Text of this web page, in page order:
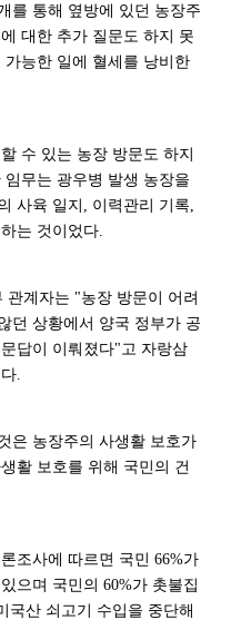
를 통해 옆방에 있던 농장주
대한 추가 질문도 하지 못
능한 일에 혈세를 낭비한
수 있는 농장 방문도 하지
무는 광우병 발생 농장을
사육 일지, 이력관리 기록,
는 것이었다.
계자는 "농장 방문이 어려
던 상황에서 양국 정부가 공
답이 이뤄졌다"고 자랑삼
.
은 농장주의 사생활 보호가
활 보호를 위해 국민의 건
조사에 따르면 국민 66%가
으며 국민의 60%가 촛불집
국산 쇠고기 수입을 중단해